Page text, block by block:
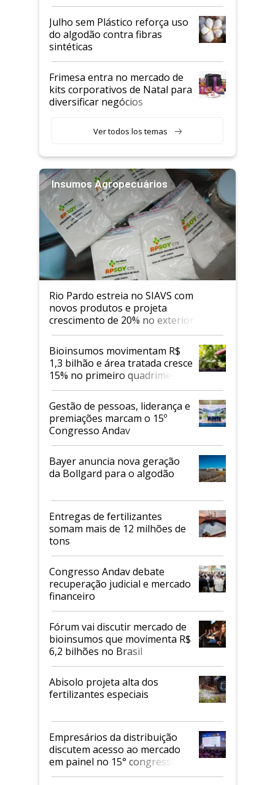
Julho sem Plástico reforça uso
do algodão contra fibras
sintéticas
Frimesa entra no mercado de
kits corporativos de Natal para
diversificar negócios
Ver todos los temas
Insumos Agropecuários
Rio Pardo estreia no SIAVS com
novos produtos e projeta
crescimento de 20% no exterior
Bioinsumos movimentam R$
1,3 bilhão e área tratada cresce
15% no primeiro quadrimestre
de 2026
Gestão de pessoas, liderança e
premiações marcam o 15º
Congresso Andav
Bayer anuncia nova geração
da Bollgard para o algodão
Entregas de fertilizantes
somam mais de 12 milhões de
tons
Congresso Andav debate
recuperação judicial e mercado
financeiro
Fórum vai discutir mercado de
bioinsumos que movimenta R$
6,2 bilhões no Brasil
Abisolo projeta alta dos
fertilizantes especiais
Empresários da distribuição
discutem acesso ao mercado
em painel no 15° congresso
Andav